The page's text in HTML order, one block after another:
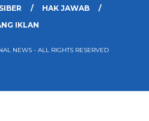
HAK JAWAB
IKLAN
NEWS - ALL RIGHTS RESERVED